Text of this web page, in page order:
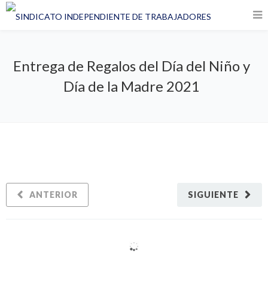
Entrega de Regalos del Día del Niño y
Día de la Madre 2021
SIGUIENTE
ANTERIOR